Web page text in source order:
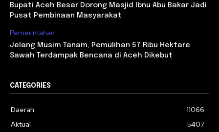
Bupati Aceh Besar Dorong Masjid Ibnu Abu Bakar Jadi
Pusat Pembinaan Masyarakat
Pemerintahan
Jelang Musim Tanam, Pemulihan 57 Ribu Hektare
Sawah Terdampak Bencana di Aceh Dikebut
CATEGORIES
Daerah
11066
Aktual
5407